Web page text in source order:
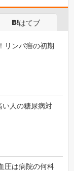
はてブ
リンパ癌の初期
い人の糖尿病対
圧は病院の何科